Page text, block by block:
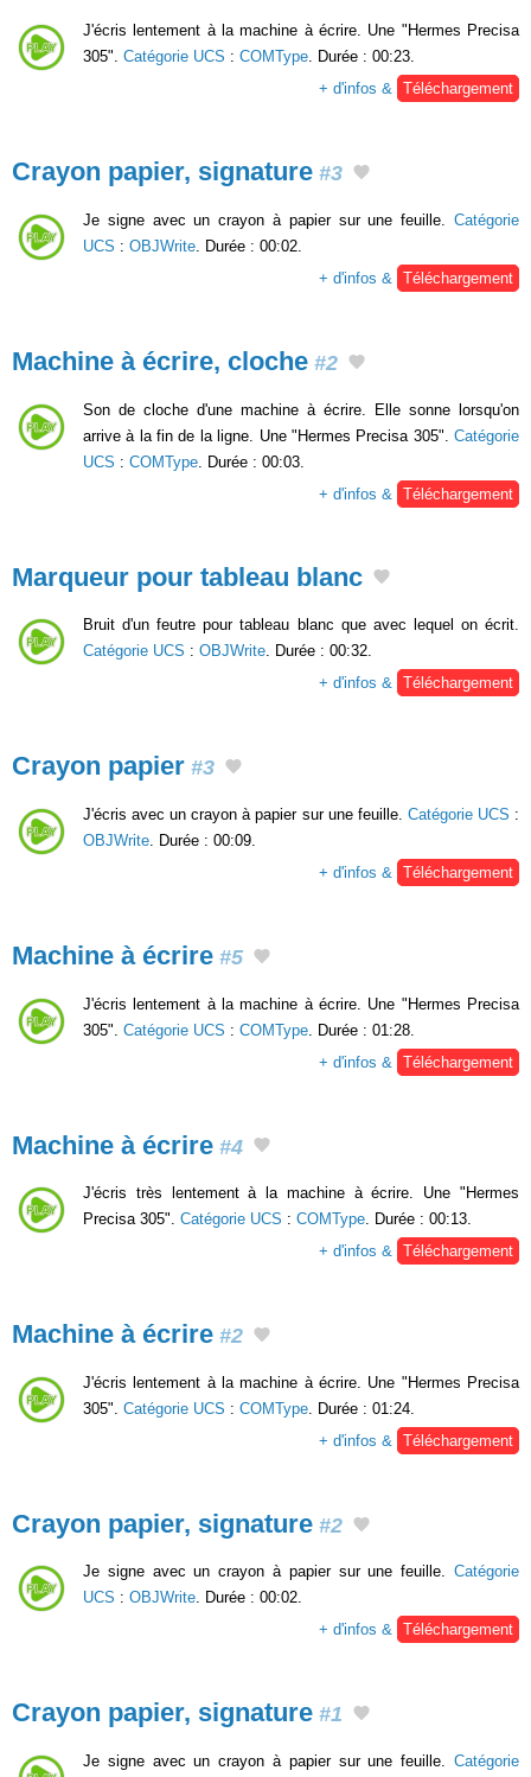
J'écris lentement à la machine à écrire. Une "Hermes Precisa
305". Catégorie UCS : COMType. Durée : 00:23.
+ d'infos & Téléchargement
Crayon papier, signature #3
Je signe avec un crayon à papier sur une feuille. Catégorie
UCS : OBJWrite . Durée : 00:02.
+ d'infos &
Téléchargement
Machine à écrire, cloche #2
Son de cloche d'une machine à écrire. Elle sonne lorsqu'on
arrive à la fin de la ligne. Une "Hermes Precisa 305". Catégorie
UCS : COMType . Durée : 00:03.
+ d'infos &
Téléchargement
Marqueur pour tableau blanc
Bruit d'un feutre pour tableau blanc que avec lequel on écrit.
Catégorie UCS : OBJWrite. Durée : 00:32.
+ d'infos & Téléchargement
Crayon papier #3
J'écris avec un crayon à papier sur une feuille. Catégorie UCS :
OBJWrite . Durée : 00:09.
+ d'infos &
Téléchargement
Machine à écrire #5
J'écris lentement à la machine à écrire. Une "Hermes Precisa
305". Catégorie UCS : COMType . Durée : 01:28.
+ d'infos &
Téléchargement
Machine à écrire #4
J'écris très lentement à la machine à écrire. Une "Hermes
Precisa 305". Catégorie UCS : COMType. Durée : 00:13.
+ d'infos & Téléchargement
Machine à écrire #2
J'écris lentement à la machine à écrire. Une "Hermes Precisa
305". Catégorie UCS : COMType . Durée : 01:24.
+ d'infos &
Téléchargement
Crayon papier, signature #2
Je signe avec un crayon à papier sur une feuille. Catégorie
UCS : OBJWrite. Durée : 00:02.
+ d'infos & Téléchargement
Crayon papier, signature #1
Je signe avec un crayon à papier sur une feuille. Catégorie